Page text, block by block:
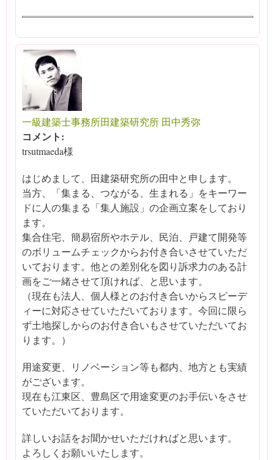
一級建築士事務所田建築研究所 田中秀弥
コメント:
trsutmaeda様
はじめまして、田建築研究所の田中と申します。
当方、「集まる、つながる、生まれる」をキーワー
ドに人の集まる「集人施設」の企画立案をしており
ます。
集合住宅、簡易宿所やホテル、民泊、戸建て開発等
のボリュームチェックからお付き合いさせていただ
いております。他との差別化を図り訴求力のある計
画をご一緒させて頂ければ、と思います。
（現在も法人、個人様とのお付き合いからスピーデ
ィーに対応させていただいております。今回に限ら
ず土地探しからのお付き合いもさせていただいてお
ります。）
用途変更、リノベーション等も都内、地方とも実績
がございます。
現在も江東区、豊島区で用途変更のお手伝いをさせ
ていただいております。
詳しいお話をお聞かせいただければと思います。
よろしくお願いいたします。